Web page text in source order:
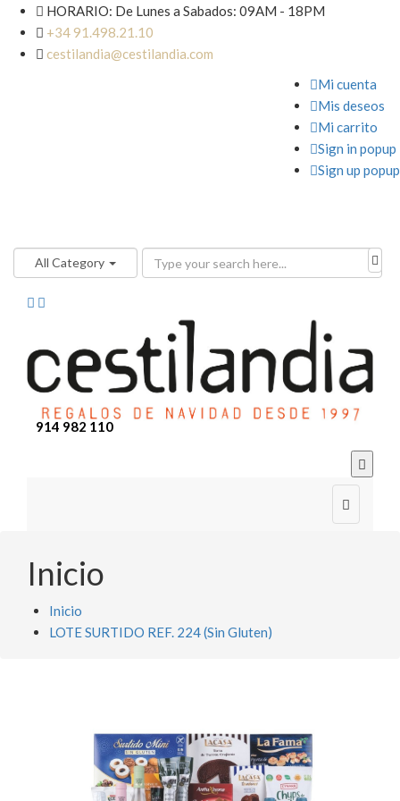
 HORARIO: De Lunes a Sabados: 09AM - 18PM
 +34 91.498.21.10
 cestilandia@cestilandia.com
Mi cuenta
Mis deseos
Mi carrito
Sign in popup
Sign up popup
All Category
914 982 110


Inicio
Inicio
LOTE SURTIDO REF. 224 (Sin Gluten)